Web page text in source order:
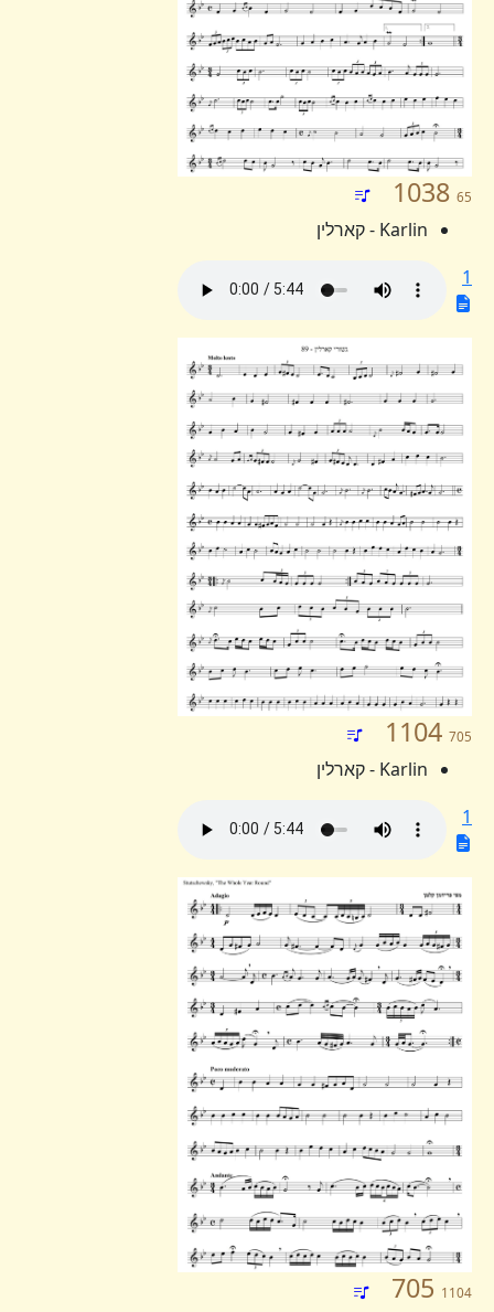
1038
Karlin - קארלין
1104 705
Karlin - קארלין
705 1104